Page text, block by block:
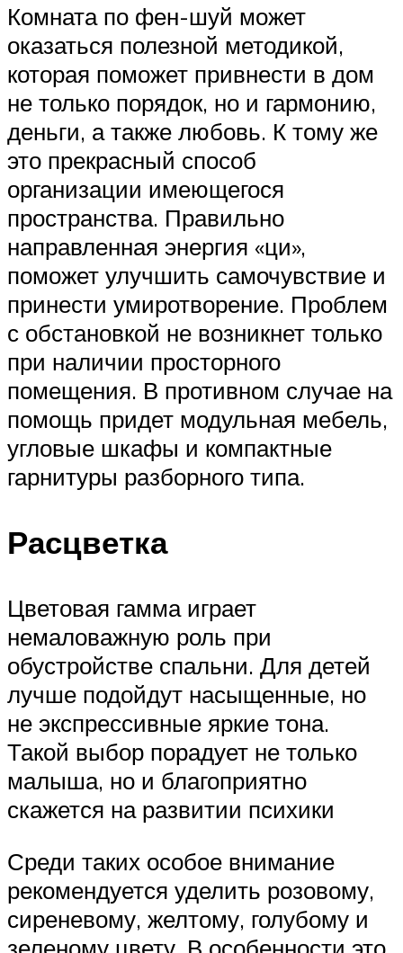
Комната по фен-шуй может
оказаться полезной методикой,
которая поможет привнести в дом
не только порядок, но и гармонию,
деньги, а также любовь. К тому же
это прекрасный способ
организации имеющегося
пространства. Правильно
направленная энергия «ци»,
поможет улучшить самочувствие и
принести умиротворение. Проблем
с обстановкой не возникнет только
при наличии просторного
помещения. В противном случае на
помощь придет модульная мебель,
угловые шкафы и компактные
гарнитуры разборного типа.
Расцветка
Цветовая гамма играет
немаловажную роль при
обустройстве спальни. Для детей
лучше подойдут насыщенные, но
не экспрессивные яркие тона.
Такой выбор порадует не только
малыша, но и благоприятно
скажется на развитии психики
Среди таких особое внимание
рекомендуется уделить розовому,
сиреневому, желтому, голубому и